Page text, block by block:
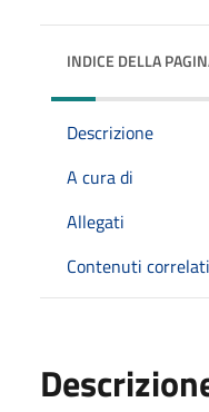
INDICE DELLA
Descrizione
A cura di
Allegati
Contenuti correlati